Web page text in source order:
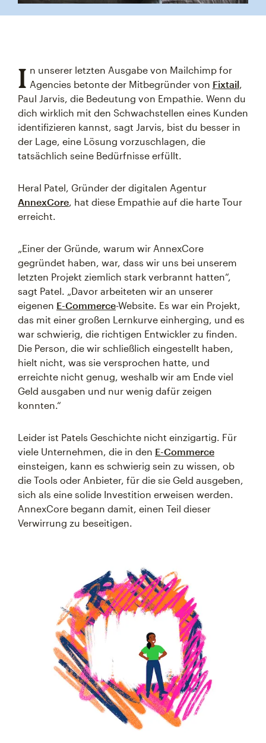
I n unserer letzten Ausgabe von Mailchimp for
Agencies betonte der Mitbegründer von Fixtail,
Paul Jarvis, die Bedeutung von Empathie. Wenn du
dich wirklich mit den Schwachstellen eines Kunden
identifizieren kannst, sagt Jarvis, bist du besser in
der Lage, eine Lösung vorzuschlagen, die
tatsächlich seine Bedürfnisse erfüllt.
Heral Patel, Gründer der digitalen Agentur
AnnexCore, hat diese Empathie auf die harte Tour
erreicht.
„Einer der Gründe, warum wir AnnexCore
gegründet haben, war, dass wir uns bei unserem
letzten Projekt ziemlich stark verbrannt hatten“,
sagt Patel. „Davor arbeiteten wir an unserer
eigenen E-Commerce-Website. Es war ein Projekt,
das mit einer großen Lernkurve einherging, und es
war schwierig, die richtigen Entwickler zu finden.
Die Person, die wir schließlich eingestellt haben,
hielt nicht, was sie versprochen hatte, und
erreichte nicht genug, weshalb wir am Ende viel
Geld ausgaben und nur wenig dafür zeigen
konnten.“
Leider ist Patels Geschichte nicht einzigartig. Für
viele Unternehmen, die in den E-Commerce
einsteigen, kann es schwierig sein zu wissen, ob
die Tools oder Anbieter, für die sie Geld ausgeben,
sich als eine solide Investition erweisen werden.
AnnexCore begann damit, einen Teil dieser
Verwirrung zu beseitigen.